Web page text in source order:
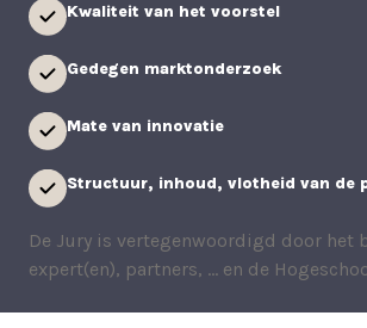
Kwaliteit van het voorstel
Gedegen marktonderzoek
Mate van innovatie
Structuur, inhoud, vlotheid van de
De Jury is vertegenwoordigd door het
expert(en), partners, … en de